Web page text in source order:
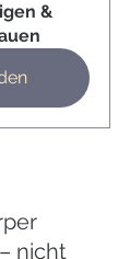
&
nicht